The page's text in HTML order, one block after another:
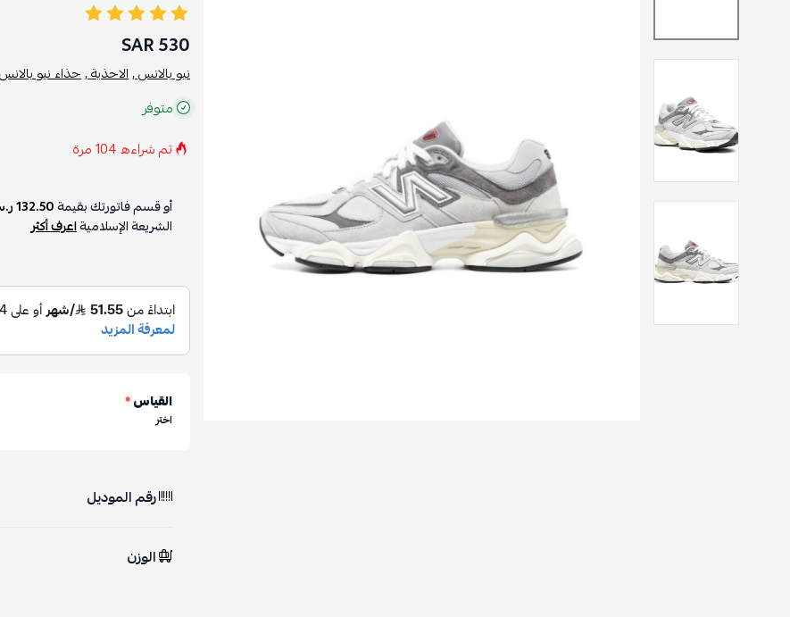
530 SAR
نيو بالانس ,الاحذية ,حذاء نيو
متوفر
تم شراءه104مرة
أو قسم فاتورتك بقيمة132.50 ر.س
الشريعة الإسلاميةاعرف أكثر
القياس*
اختر
رقم الموديل
الوزن